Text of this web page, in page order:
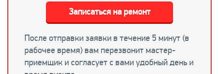
После отправки заявки в течение 5 минут (в
рабочее время) вам перезвонит мастер-
приемщик и согласует с вами удобный день и
Записаться на ремонт